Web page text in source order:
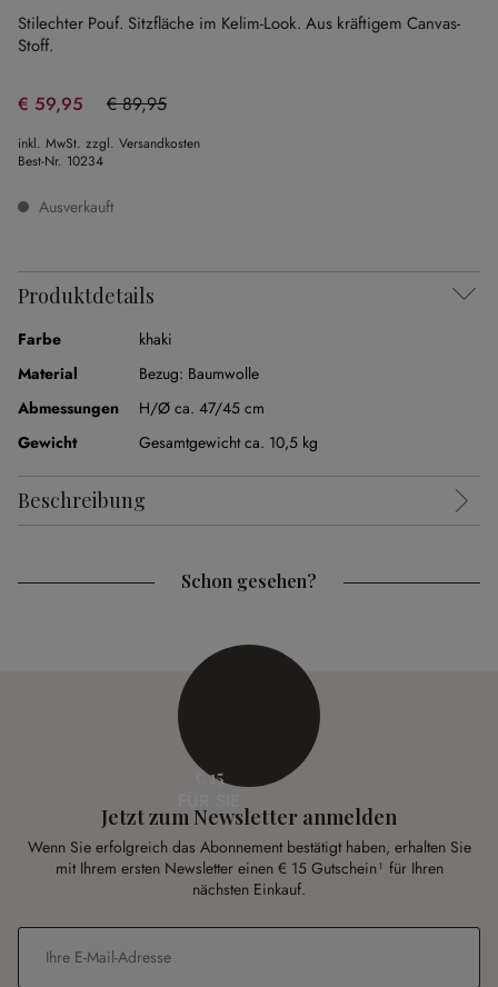
Stilechter Pouf. Sitzfläche im Kelim-Look. Aus kräftigem Canvas-
Stoff.
€ 59,95 € 89,95
(33.35% gespart)
inkl. MwSt. zzgl. Versandkosten
Best-Nr. 10234
Ausverkauft
Produktdetails
Farbe
khaki
Material
Bezug: Baumwolle
Abmessungen
H/Ø ca. 47/45 cm
Gewicht
Gesamtgewicht ca. 10,5 kg
Beschreibung
Schon gesehen?
€ 15
Jetzt zum Newsletter anmelden
Wenn Sie erfolgreich das Abonnement bestätigt haben, erhalten Sie
mit Ihrem ersten Newsletter einen € 15 Gutschein¹ für Ihren
nächsten Einkauf.
E-Mail-Adresse